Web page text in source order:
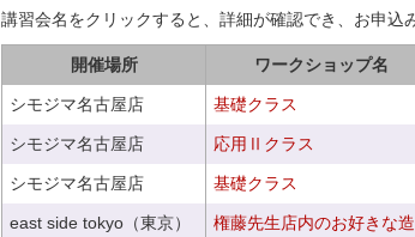
講習会名をクリックすると、詳細が確認でき、お申込
開催場所 ワークショップ名
シモジマ名古屋店 基礎クラス
シモジマ名古屋店 応用Ⅱクラス
シモジマ名古屋店 基礎クラス
east side tokyo（東京）
権藤先生店内のお好きな造